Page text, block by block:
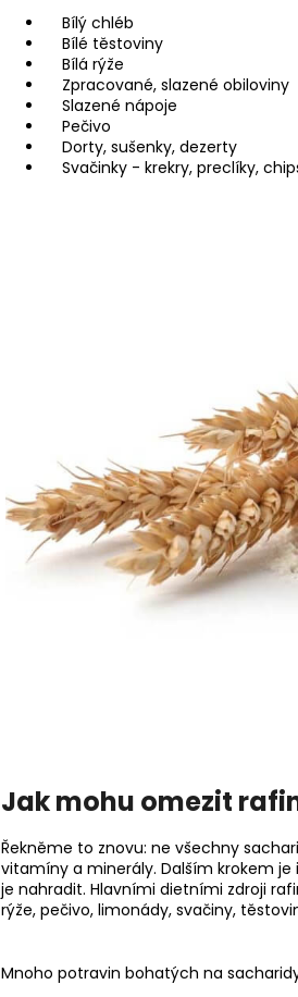
Bílý chléb
Bílé těstoviny
Bílá rýže
Zpracované, slazené obiloviny
Slazené nápoje
Pečivo
Dorty, sušenky, dezerty
Svačinky - krekry, preclíky,
Jak mohu omezit
Řekněme to znovu: ne všechny
vitamíny a minerály. Dalším krokem
je nahradit. Hlavními dietními zdroji
rýže, pečivo, limonády, svačiny,
Mnoho potravin bohatých na